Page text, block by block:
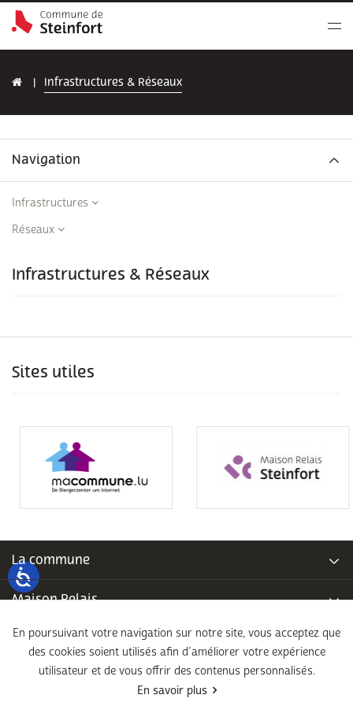
Infrastructures & Réseaux
Navigation
Infrastructures
Réseaux
Infrastructures & Réseaux
Sites utiles
La commune
Maison Relais
Piscine communale
École fondamentale
En poursuivant votre navigation sur notre site, vous acceptez que
des cookies soient utilisés afin d’améliorer votre expérience
utilisateur et de vous offrir des contenus personnalisés.
En savoir plus